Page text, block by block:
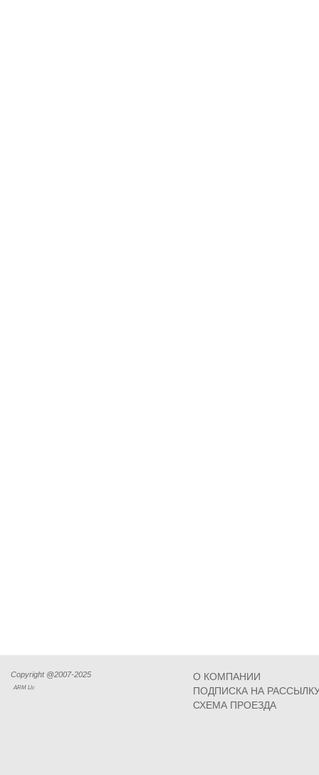
Copyright @2007-2025
ARM Llc
О КОМПАНИИ
ПОДПИСКА НА
СХЕМА ПРОЕЗДА